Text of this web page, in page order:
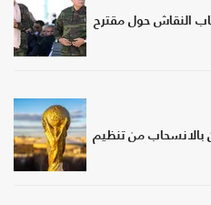
النقاش حول مقترح
بالانسحاب من تنظيم